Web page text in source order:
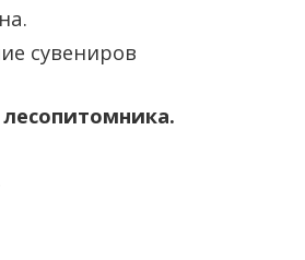
сувениров